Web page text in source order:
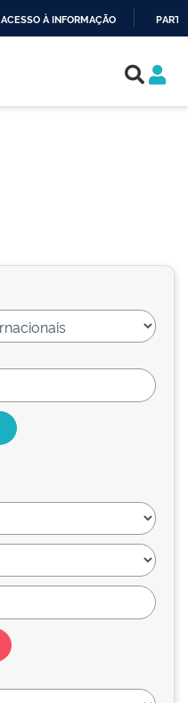
ACESSO À INFORMAÇÃO